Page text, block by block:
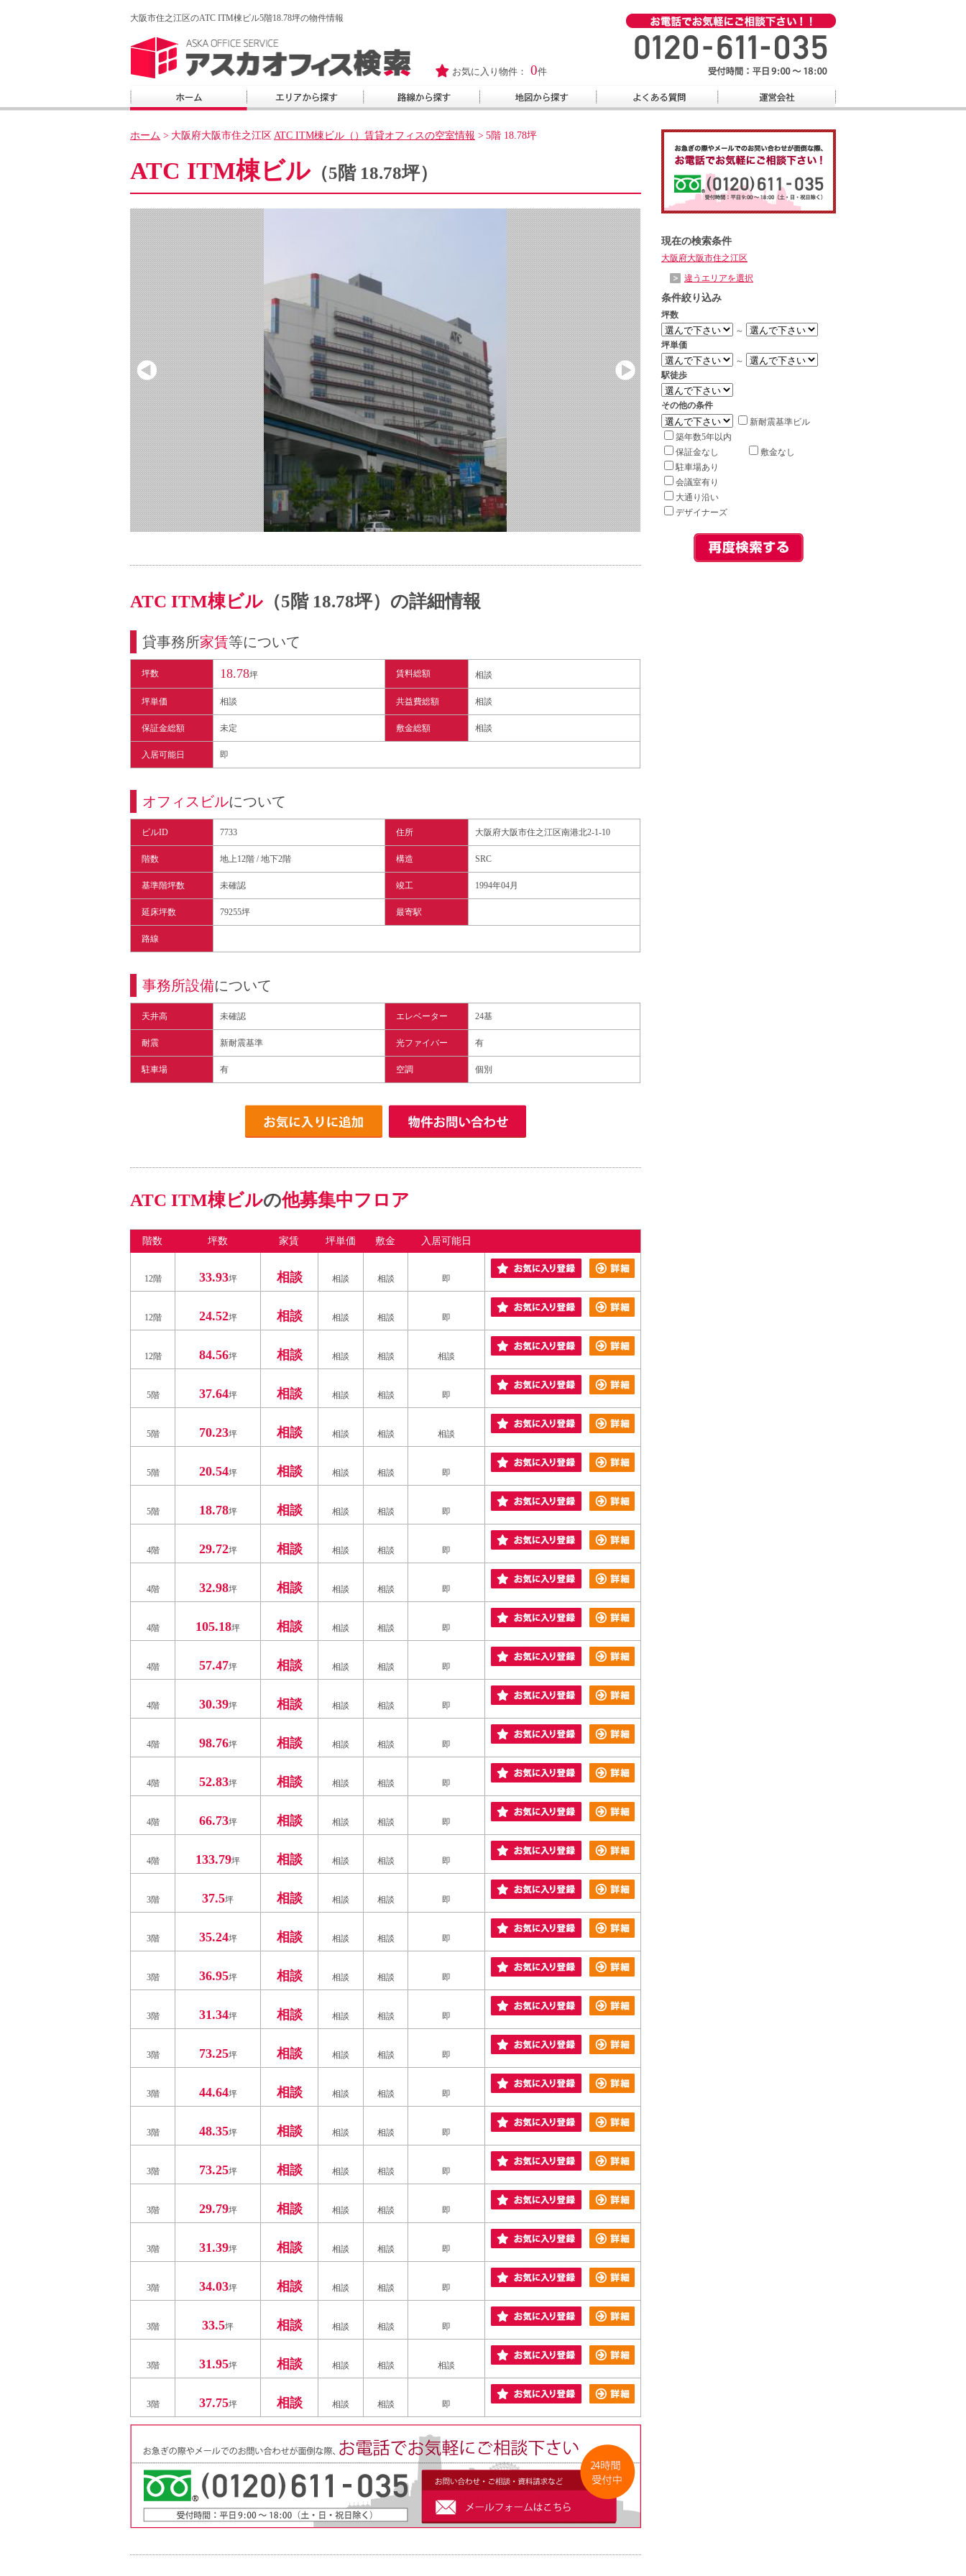
大阪市住之江区のATC ITM棟ビル5階18.78坪の物件情報
お気に入り物件： 0件
ホーム > 大阪府大阪市住之江区 ATC ITM棟ビル（）賃貸オフィスの空室情報 > 5階 18.78坪
ATC ITM棟ビル（5階 18.78坪）
ATC ITM棟ビル （5階 18.78坪）の詳細情報
貸事務所家賃等について
坪数 18.78坪 賃料総額 相談
坪単価 相談 共益費総額 相談
保証金総額 未定 敷金総額 相談
入居可能日 即
オフィスビルについて
ビルID 7733 住所 大阪府大阪市住之江区南港北2-1-10
階数 地上12階 / 地下2階 構造 SRC
基準階坪数 未確認 竣工 1994年04月
延床坪数 79255坪 最寄駅
路線
事務所設備について
天井高 未確認 エレベーター 24基
耐震 新耐震基準 光ファイバー 有
駐車場 有 空調 個別
ATC ITM棟ビルの他募集中フロア
階数 坪数 家賃 坪単価 敷金 入居可能日
12階 33.93坪 相談 相談 相談 即
12階 24.52坪 相談 相談 相談 即
12階 84.56坪 相談 相談 相談 相談
5階 37.64坪 相談 相談 相談 即
5階 70.23坪 相談 相談 相談 相談
5階 20.54坪 相談 相談 相談 即
5階 18.78坪 相談 相談 相談 即
4階 29.72坪 相談 相談 相談 即
4階 32.98坪 相談 相談 相談 即
4階 105.18坪 相談 相談 相談 即
4階 57.47坪 相談 相談 相談 即
4階 30.39坪 相談 相談 相談 即
4階 98.76坪 相談 相談 相談 即
4階 52.83坪 相談 相談 相談 即
4階 66.73坪 相談 相談 相談 即
4階 133.79坪 相談 相談 相談 即
3階 37.5坪 相談 相談 相談 即
3階 35.24坪 相談 相談 相談 即
3階 36.95坪 相談 相談 相談 即
3階 31.34坪 相談 相談 相談 即
3階 73.25坪 相談 相談 相談 即
3階 44.64坪 相談 相談 相談 即
3階 48.35坪 相談 相談 相談 即
3階 73.25坪 相談 相談 相談 即
3階 29.79坪 相談 相談 相談 即
3階 31.39坪 相談 相談 相談 即
3階 34.03坪 相談 相談 相談 即
3階 33.5坪 相談 相談 相談 即
3階 31.95坪 相談 相談 相談 相談
3階 37.75坪 相談 相談 相談 即
現在の検索条件
大阪府大阪市住之江区
違うエリアを選択
条件絞り込み
坪数
～
坪単価
～
駅徒歩
その他の条件
新耐震基準ビル
築年数5年以内
保証金なし
敷金なし
駐車場あり
会議室有り
大通り沿い
デザイナーズ